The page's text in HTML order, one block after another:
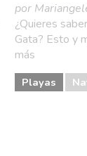
por
¿Quieres
Gata? Esto y
más
Playas